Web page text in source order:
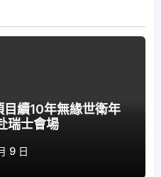
續10年無緣世衛年
瑞士會場
9 日